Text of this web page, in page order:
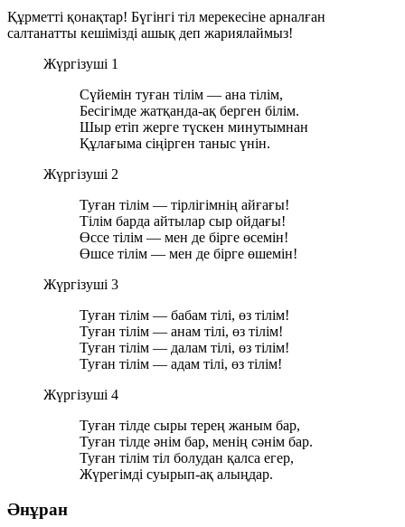
Құрметті қонақтар! Бүгінгі тіл мерекесіне арналған
салтанатты кешімізді ашық деп жариялаймыз!
Жүргізуші 1
Сүйемін туған тілім — ана тілім,
Бесігімде жатқанда-ақ берген білім.
Шыр етіп жерге түскен минутымнан
Құлағыма сіңірген таныс үнін.
Жүргізуші 2
Туған тілім — тірлігімнің айғағы!
Тілім барда айтылар сыр ойдағы!
Өссе тілім — мен де бірге өсемін!
Өшсе тілім — мен де бірге өшемін!
Жүргізуші 3
Туған тілім — бабам тілі, өз тілім!
Туған тілім — анам тілі, өз тілім!
Туған тілім — далам тілі, өз тілім!
Туған тілім — адам тілі, өз тілім!
Жүргізуші 4
Туған тілде сыры терең жаным бар,
Туған тілде әнім бар, менің сәнім бар.
Туған тілім тіл болудан қалса егер,
Жүрегімді суырып-ақ алыңдар.
Әнұран